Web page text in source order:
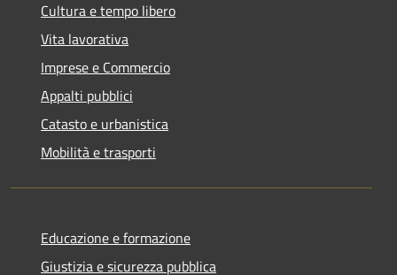
Cultura e tempo libero
Vita lavorativa
Imprese e Commercio
Appalti pubblici
Catasto e urbanistica
Mobilità e trasporti
Educazione e formazione
Giustizia e sicurezza pubblica